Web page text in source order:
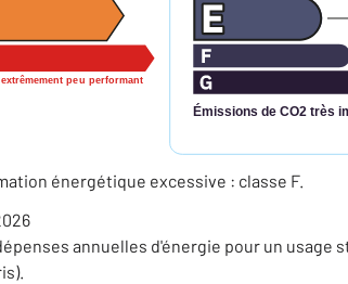
extrêmement peu performant
Émissions de CO2 très
énergétique excessive : classe F.
annuelles d'énergie pour un usage